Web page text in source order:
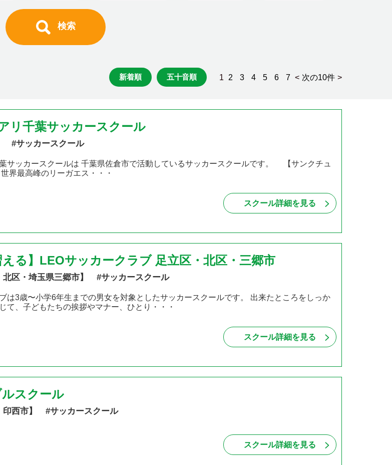
検索
新着順 五十音順 1 2 3 4 5 6 7 < 次の10件 >
リ千葉サッカースクール
#サッカースクール
サッカースクールは 千葉県佐倉市で活動しているサッカースクールです。 【サンクチュ
界最高峰のリーガエス・・・
スクール詳細を見る
える】LEOサッカークラブ 足立区・北区・三郷市
北区・埼玉県三郷市】 #サッカースクール
は3歳〜小学6年生までの男女を対象としたサッカースクールです。 出来たところをしっか
て、子どもたちの挨拶やマナー、ひとり・・・
スクール詳細を見る
スクール
印西市】 #サッカースクール
スクール詳細を見る